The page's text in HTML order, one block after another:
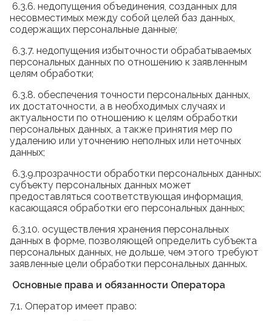
6.3.6. недопущения объединения, созданных для
несовместимых между собой целей баз данных,
содержащих персональные данные;
6.3.7. недопущения избыточности обрабатываемых
персональных данных по отношению к заявленным
целям обработки;
6.3.8. обеспечения точности персональных данных,
их достаточности, а в необходимых случаях и
актуальности по отношению к целям обработки
персональных данных, а также принятия мер по
удалению или уточнению неполных или неточных
данных;
6.3.9.прозрачности обработки персональных данных:
субъекту персональных данных может
предоставляться соответствующая информация,
касающаяся обработки его персональных данных;
6.3.10. осуществления хранения персональных
данных в форме, позволяющей определить субъекта
персональных данных, не дольше, чем этого требуют
заявленные цели обработки персональных данных.
Основные права и обязанности Оператора
7.1. Оператор имеет право: